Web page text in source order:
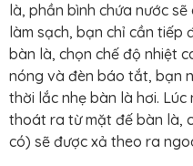
là, phần bình chứa nước
làm sạch, bạn chỉ cần tiếp
bàn là, chọn chế độ nhiệt
nóng và đèn báo tắt, bạn
thời lắc nhẹ bàn là hơi.
thoát ra từ mặt đế bàn là,
có) sẽ được xả theo ra